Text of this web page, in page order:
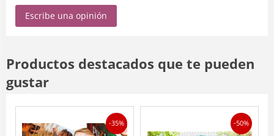
Escribe una opinión
Productos destacados que te pueden
gustar
-35% -50%